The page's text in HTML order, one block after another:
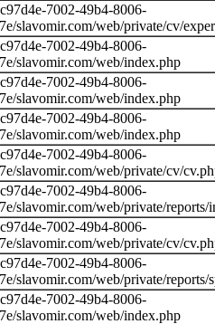
7002-49b4-8006-
slavomir.com/web/private/cv/
7002-49b4-8006-
slavomir.com/web/index.php
7002-49b4-8006-
slavomir.com/web/index.php
7002-49b4-8006-
slavomir.com/web/index.php
7002-49b4-8006-
slavomir.com/web/private/cv/
7002-49b4-8006-
slavomir.com/web/private/reports/
7002-49b4-8006-
slavomir.com/web/private/cv/
7002-49b4-8006-
slavomir.com/web/private/reports/
7002-49b4-8006-
slavomir.com/web/index.php